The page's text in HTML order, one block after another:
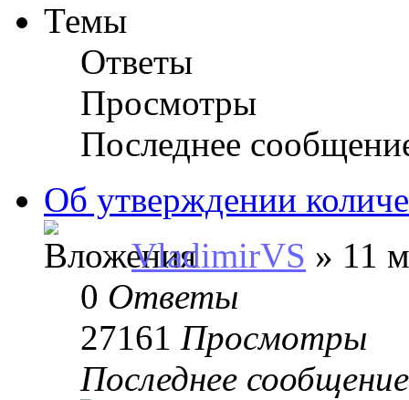
Темы
Ответы
Просмотры
Последнее
Об утверждении
VladimirVS » 11
0 Ответы
27161 Просмотры
Последнее